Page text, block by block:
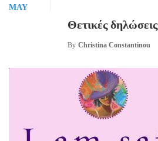
MAY
Θετικές δηλώσεις
By Christina Constantinou